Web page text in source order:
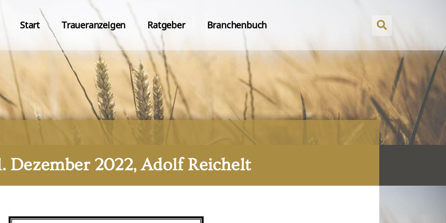
Start Traueranzeigen Ratgeber Branchenbuch
Dezember 2022, Adolf Reichelt